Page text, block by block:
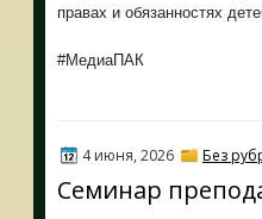
правах и обязанностях
#МедиаПАК
4 июня, 2026 Без
Семинар